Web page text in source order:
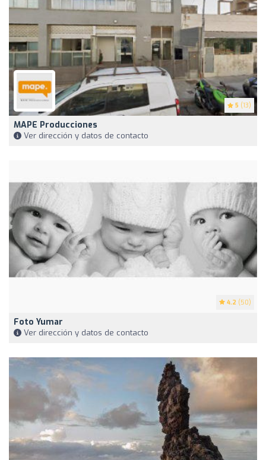
5 (13)
MAPE Producciones
Ver dirección y datos de contacto
4.2 (50)
Foto Yumar
Ver dirección y datos de contacto